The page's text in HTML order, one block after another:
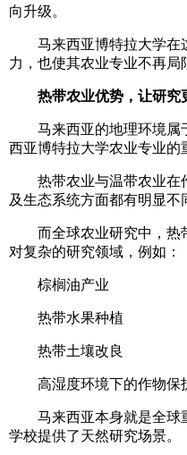
向升级。
马来西亚博特拉大学在
力，也使其农业专业不再局
热带农业优势，让研究
马来西亚的地理环境属
西亚博特拉大学农业专业的
热带农业与温带农业在
及生态系统方面都有明显不
而全球农业研究中，热
对复杂的研究领域，例如：
棕榈油产业
热带水果种植
热带土壤改良
高湿度环境下的作物保
马来西亚本身就是全球
学校提供了天然研究场景。